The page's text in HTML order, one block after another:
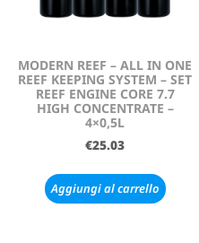
MODERN REEF – ALL IN ONE
REEF KEEPING SYSTEM – SET
REEF ENGINE CORE 7.7
HIGH CONCENTRATE –
4×0,5L
€25.03
Aggiungi al carrello